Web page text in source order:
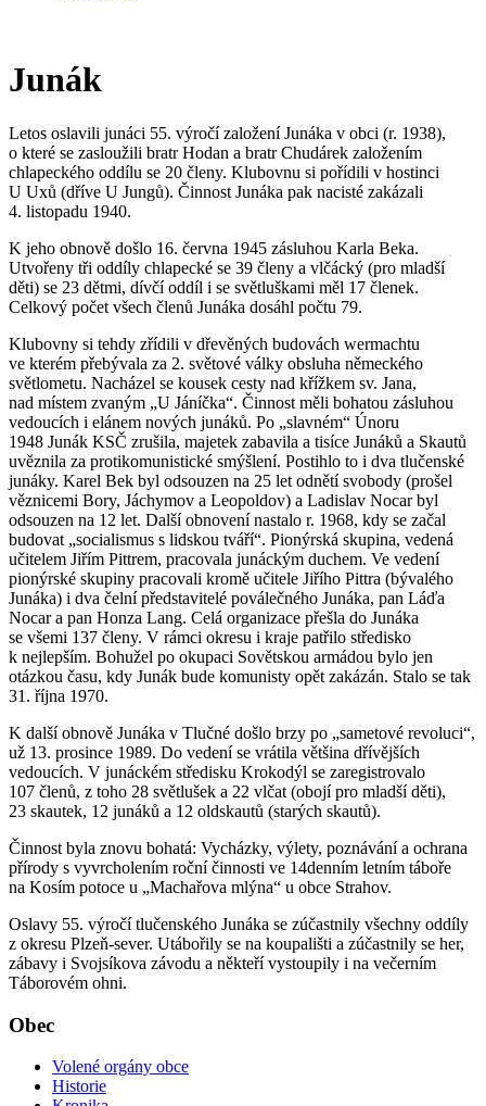
Junák
Letos oslavili junáci 55. výročí založení Junáka v obci (r. 1938),
o které se zasloužili bratr Hodan a bratr Chudárek založením
chlapeckého oddílu se 20 členy. Klubovnu si pořídili v hostinci
U Uxů (dříve U Jungů). Činnost Junáka pak nacisté zakázali
4. listopadu 1940.
K jeho obnově došlo 16. června 1945 zásluhou Karla Beka.
Utvořeny tři oddíly chlapecké se 39 členy a vlčácký (pro mladší
děti) se 23 dětmi, dívčí oddíl i se světluškami měl 17 členek.
Celkový počet všech členů Junáka dosáhl počtu 79.
Klubovny si tehdy zřídili v dřevěných budovách wermachtu
ve kterém přebývala za 2. světové války obsluha německého
světlometu. Nacházel se kousek cesty nad křížkem sv. Jana,
nad místem zvaným „U Jáníčka“. Činnost měli bohatou zásluhou
vedoucích i elánem nových junáků. Po „slavném“ Únoru
1948 Junák KSČ zrušila, majetek zabavila a tisíce Junáků a Skautů
uvěznila za protikomunistické smýšlení. Postihlo to i dva tlučenské
junáky. Karel Bek byl odsouzen na 25 let odnětí svobody (prošel
věznicemi Bory, Jáchymov a Leopoldov) a Ladislav Nocar byl
odsouzen na 12 let. Další obnovení nastalo r. 1968, kdy se začal
budovat „socialismus s lidskou tváří“. Pionýrská skupina, vedená
učitelem Jiřím Pittrem, pracovala junáckým duchem. Ve vedení
pionýrské skupiny pracovali kromě učitele Jiřího Pittra (bývalého
Junáka) i dva čelní představitelé poválečného Junáka, pan Láďa
Nocar a pan Honza Lang. Celá organizace přešla do Junáka
se všemi 137 členy. V rámci okresu i kraje patřilo středisko
k nejlepším. Bohužel po okupaci Sovětskou armádou bylo jen
otázkou času, kdy Junák bude komunisty opět zakázán. Stalo se tak
31. října 1970.
K další obnově Junáka v Tlučné došlo brzy po „sametové revoluci“,
už 13. prosince 1989. Do vedení se vrátila většina dřívějších
vedoucích. V junáckém středisku Krokodýl se zaregistrovalo
107 členů, z toho 28 světlušek a 22 vlčat (obojí pro mladší děti),
23 skautek, 12 junáků a 12 oldskautů (starých skautů).
Činnost byla znovu bohatá: Vycházky, výlety, poznávání a ochrana
přírody s vyvrcholením roční činnosti ve 14denním letním táboře
na Kosím potoce u „Machařova mlýna“ u obce Strahov.
Oslavy 55. výročí tlučenského Junáka se zúčastnily všechny oddíly
z okresu Plzeň-sever. Utábořily se na koupališti a zúčastnily se her,
zábavy i Svojsíkova závodu a někteří vystoupily i na večerním
Táborovém ohni.
Obec
Volené orgány obce
Historie